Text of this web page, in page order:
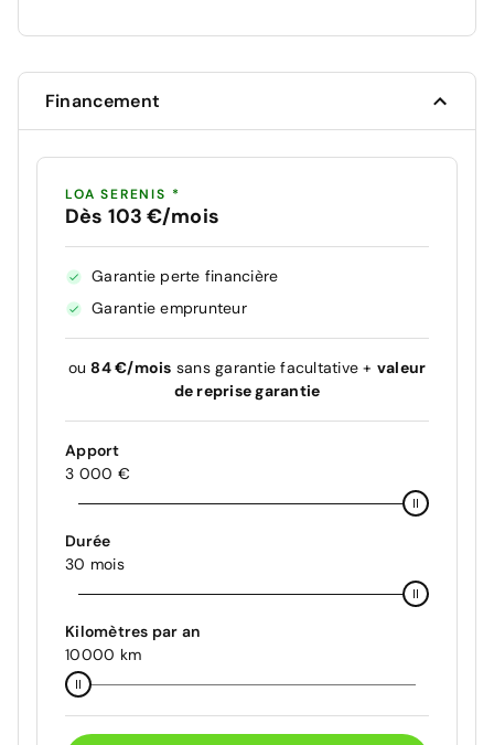
Financement
LOA SERENIS *
Dès 103 €/mois
Garantie perte financière
Garantie emprunteur
ou84 €/mois sans garantie facultative + valeur
de reprise garantie
Apport
3 000 €
Durée
30 mois
Kilomètres par an
10000 km